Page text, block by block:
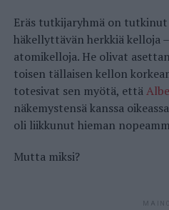
Eräs tutkijaryhmä on
häkellyttävän herkkiä kelloja
atomikelloja. He olivat
toisen tällaisen kellon
totesivat sen myötä, että
näkemystensä kanssa
oli liikkunut hieman
Mutta miksi?